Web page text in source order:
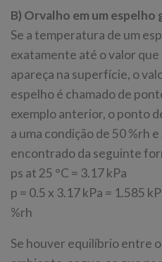
B) Orvalho em um espelho
Se a temperatura de um
exatamente até o valor
apareça na superfície, o
espelho é chamado de
exemplo anterior, o ponto
a uma condição de 50 %rh
encontrado da seguinte
ps at 25 °C = 3.17 kPa
p = 0.5 x 3.17 kPa = 1.585
%rh
Se houver equilíbrio entre